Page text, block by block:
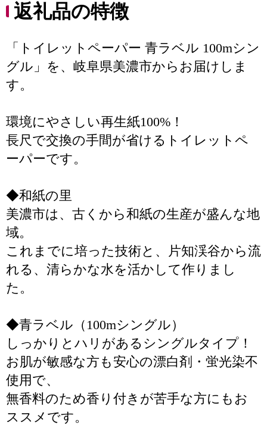
返礼品の特徴
「トイレットペーパー 青ラベル 100mシン
グル」を、岐阜県美濃市からお届けしま
す。
環境にやさしい再生紙100%！
長尺で交換の手間が省けるトイレットペ
ーパーです。
◆和紙の里
美濃市は、古くから和紙の生産が盛んな地
域。
これまでに培った技術と、片知渓谷から流
れる、清らかな水を活かして作りまし
た。
◆青ラベル（100mシングル）
しっかりとハリがあるシングルタイプ！
お肌が敏感な方も安心の漂白剤・蛍光染不
使用で、
無香料のため香り付きが苦手な方にもお
ススメです。